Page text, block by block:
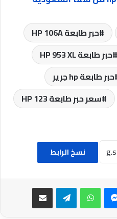
حبر طابعة HP 106A
حبر طابعة HP 953 XL
حبر طابعة hp جرير
سعر حبر طابعة HP 123
نسخ الرابط
واتساب تيلقرام